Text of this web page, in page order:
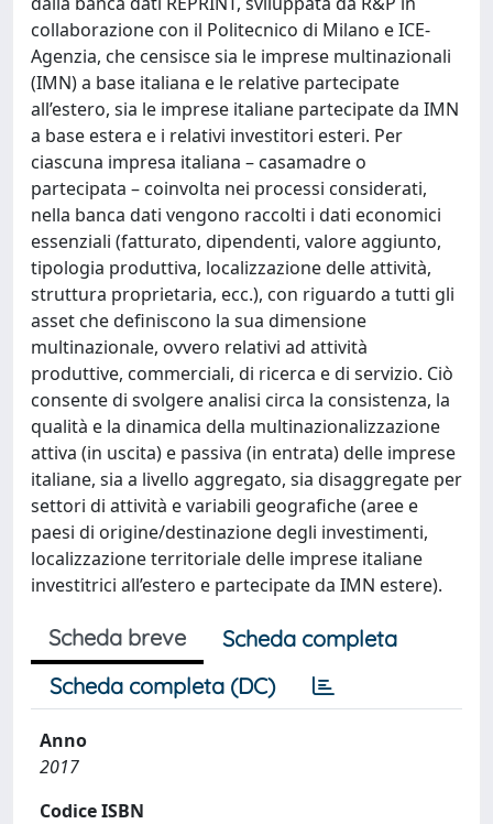
collaborazione con il Politecnico di Milano e ICE-
Agenzia, che censisce sia le imprese multinazionali
(IMN) a base italiana e le relative partecipate
all’estero, sia le imprese italiane partecipate da IMN
a base estera e i relativi investitori esteri. Per
ciascuna impresa italiana – casamadre o
partecipata – coinvolta nei processi considerati,
nella banca dati vengono raccolti i dati economici
essenziali (fatturato, dipendenti, valore aggiunto,
tipologia produttiva, localizzazione delle attività,
struttura proprietaria, ecc.), con riguardo a tutti gli
asset che definiscono la sua dimensione
multinazionale, ovvero relativi ad attività
produttive, commerciali, di ricerca e di servizio. Ciò
consente di svolgere analisi circa la consistenza, la
qualità e la dinamica della multinazionalizzazione
attiva (in uscita) e passiva (in entrata) delle imprese
italiane, sia a livello aggregato, sia disaggregate per
settori di attività e variabili geografiche (aree e
paesi di origine/destinazione degli investimenti,
localizzazione territoriale delle imprese italiane
investitrici all’estero e partecipate da IMN estere).
Scheda breve
Scheda completa
Scheda completa (DC)
Anno
2017
Codice ISBN